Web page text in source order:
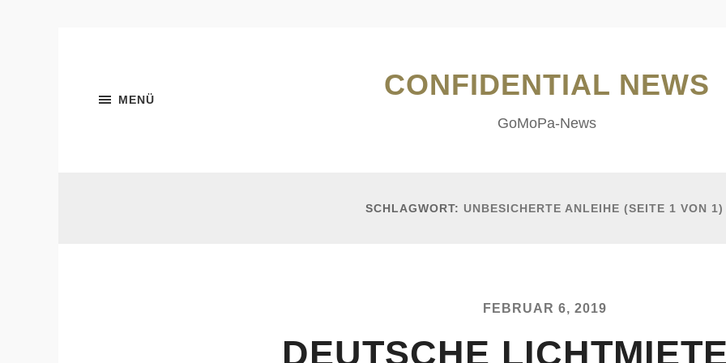
MENÜ CONFIDENTIAL NEWS
GoMoPa-News
SCHLAGWORT: UNBESICHERTE ANLEIHE (SEITE 1 VON 1)
FEBRUAR 6, 2019
DEUTSCHE